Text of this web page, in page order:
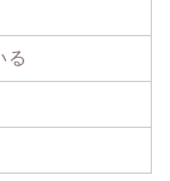
る